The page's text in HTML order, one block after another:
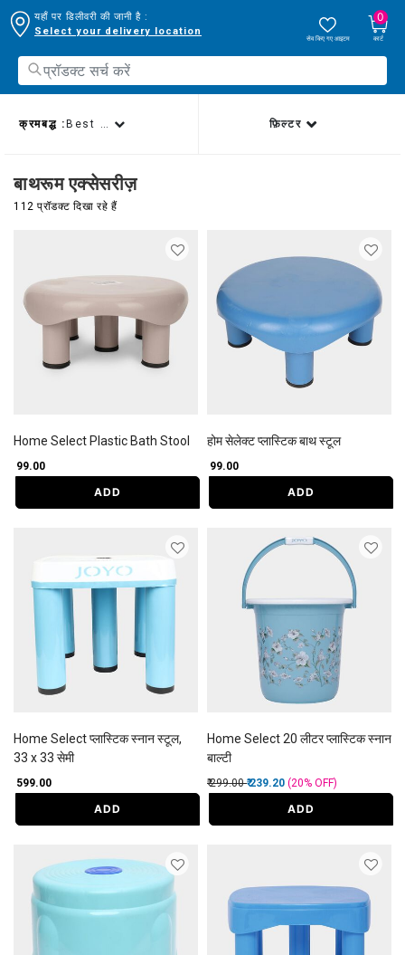
यहाँ पर डिलीवरी की जानी है :
Select your delivery location
सेव किए गए आइटम
0
कार्ट
बाथरूम एक्सेसरीज़
112 प्रॉडक्ट दिखा रहे हैं
क्रमबद्ध : Best sellers फ़िल्टर
Home Select Plastic Bath Stool
₹ 99.00
ADD
होम सेलेक्ट प्लास्टिक बाथ स्टूल
₹ 99.00
ADD
Home Select प्लास्टिक स्नान स्टूल,
33 x 33 सेमी
₹ 599.00
ADD
Home Select 20 लीटर प्लास्टिक स्नान
बाल्टी
Price reduced from
₹ 299.00to
₹ 239.20 (20% OFF)
ADD